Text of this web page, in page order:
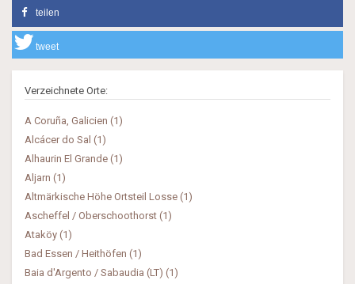
teilen
tweet
Verzeichnete Orte:
A Coruña, Galicien (1)
Alcácer do Sal (1)
Alhaurin El Grande (1)
Aljarn (1)
Altmärkische Höhe Ortsteil Losse (1)
Ascheffel / Oberschoothorst (1)
Ataköy (1)
Bad Essen / Heithöfen (1)
Baia d'Argento / Sabaudia (LT) (1)